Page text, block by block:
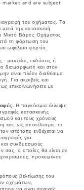
market and are subject
του οχήματος. Τα
μετά την κατασκευή
Μικτό Βάρος Οχήματος
τη φόρτωση του
ωφέλιμο φορτίο.
μοντέλα, εκδόσεις ή
διαμορφωτή και στον
είναι πλέον διαθέσιμα
Για ακριβείς και
επικοινωνήσετε με
Η παγκόσμια έλλειψη
κατασκευής
και τους χρόνους
και, ως αποτέλεσμα, οι
ιστότοπο ενδέχεται να
για
και συνδυασμούς
σας, ο οποίος θα είναι σε
προκειμένου
βελτίωσης του
οχημάτων,